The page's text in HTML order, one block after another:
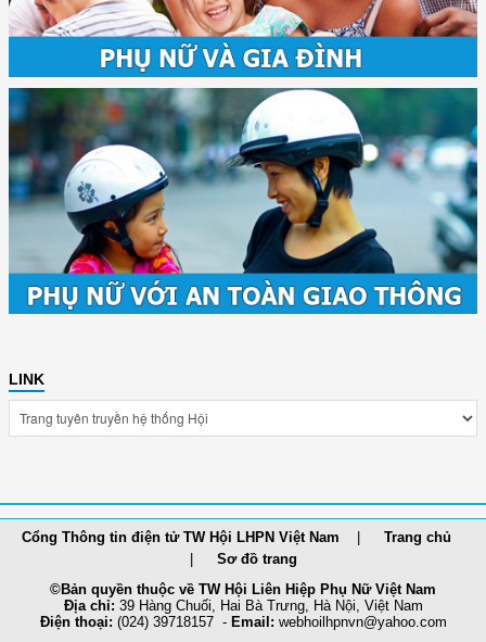
LINK
Cổng Thông tin điện tử TW Hội LHPN Việt Nam
Trang chủ
Sơ đồ trang
©Bản quyền thuộc về TW Hội Liên Hiệp Phụ Nữ Việt Nam
Địa chỉ: 39 Hàng Chuối, Hai Bà Trưng, Hà Nội, Việt Nam
Điện thoại: (024) 39718157 - Email: webhoilhpnvn@yahoo.com